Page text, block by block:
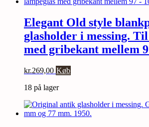
Elegant Old style
glasholder i messing.
med gribekant mellem
kr.269,00 Køb
18 på lager